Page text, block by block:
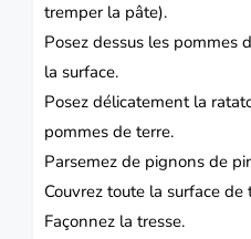
tremper la pâte).
Posez dessus les pommes
la surface.
Posez délicatement la
pommes de terre.
Parsemez de pignons de
Couvrez toute la surface de
Façonnez la tresse.